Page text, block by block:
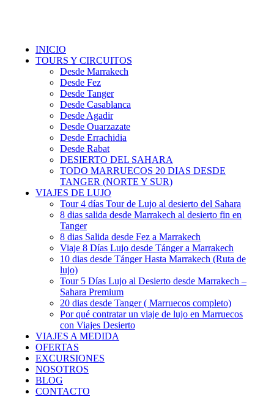
INICIO
TOURS Y CIRCUITOS
Desde Marrakech
Desde Fez
Desde Tanger
Desde Casablanca
Desde Agadir
Desde Ouarzazate
Desde Errachidia
Desde Rabat
DESIERTO DEL SAHARA
TODO MARRUECOS 20 DIAS DESDE
TANGER (NORTE Y SUR)
VIAJES DE LUJO
Tour 4 días Tour de Lujo al desierto del Sahara
8 dias salida desde Marrakech al desierto fin en
Tanger
8 dias Salida desde Fez a Marrakech
Viaje 8 Días Lujo desde Tánger a Marrakech
10 dias desde Tánger Hasta Marrakech (Ruta de
lujo)
Tour 5 Días Lujo al Desierto desde Marrakech –
Sahara Premium
20 dias desde Tanger ( Marruecos completo)
Por qué contratar un viaje de lujo en Marruecos
con Viajes Desierto
VIAJES A MEDIDA
OFERTAS
EXCURSIONES
NOSOTROS
BLOG
CONTACTO